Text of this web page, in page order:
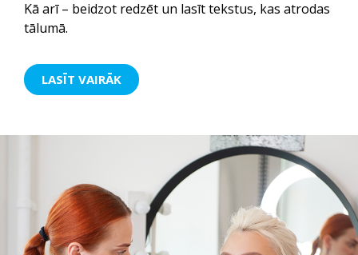
Kā arī – beidzot redzēt un lasīt tekstus, kas atrodas
tālumā.
LASĪT VAIRĀK